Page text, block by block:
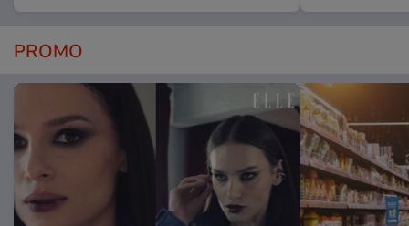
PROMO